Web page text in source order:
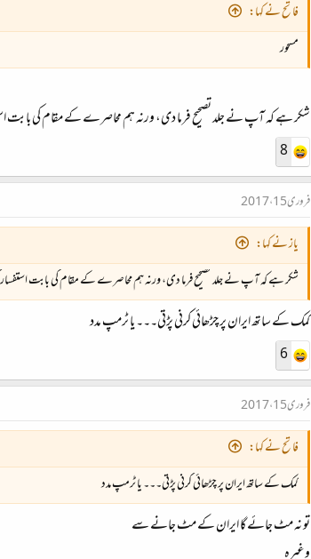
فاتح نے کہا:
مسحور
شکر ہے کہ آپ نے جلد تصحیح فرما دی، ورنہ ہم محاصرے کے مقام کی بابت
8
فروری 15، 2017
یاز نے کہا:
شکر ہے کہ آپ نے جلد تصحیح فرما دی، ورنہ ہم محاصرے کے مقام کی بابت
کمک کے ساتھ ایران پر چڑھائی کرنی پڑتی۔۔۔ یا ٹرمپ مدد
6
فروری 15، 2017
فاتح نے کہا:
کمک کے ساتھ ایران پر چڑھائی کرنی پڑتی۔۔۔ یا ٹرمپ مدد
تو نہ مٹ جائے گا ایران کے مٹ جانے سے